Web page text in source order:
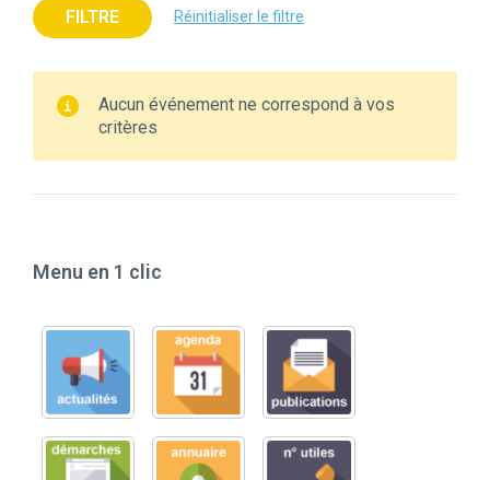
FILTRE Réinitialiser le filtre
Aucun événement ne correspond à vos
critères
Menu en 1 clic